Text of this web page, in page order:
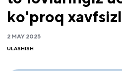
ko'proq
2 MAY 2025
ULASHISH